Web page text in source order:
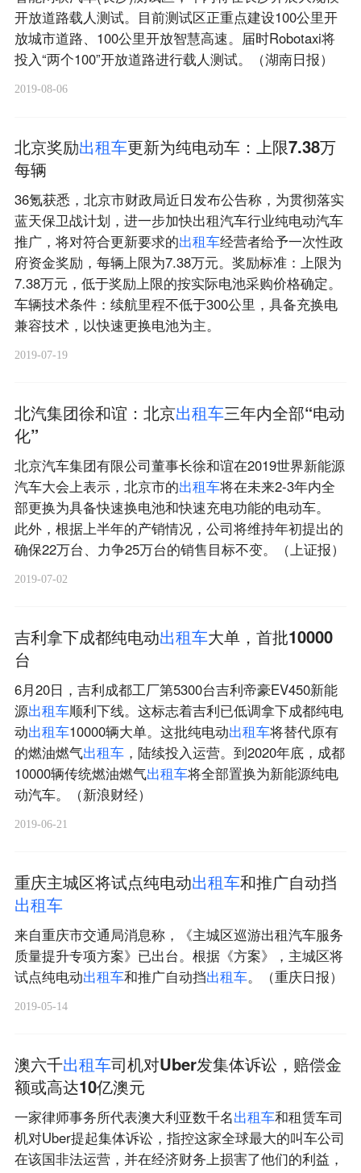
开放道路载人测试。目前测试区正重点建设100公里开
放城市道路、100公里开放智慧高速。届时Robotaxi将
投入“两个100”开放道路进行载人测试。（湖南日报）
2019-08-06
北京奖励出租车更新为纯电动车：上限7.38万
每辆
36氪获悉，北京市财政局近日发布公告称，为贯彻落实
蓝天保卫战计划，进一步加快出租汽车行业纯电动汽车
推广，将对符合更新要求的出租车经营者给予一次性政
府资金奖励，每辆上限为7.38万元。奖励标准：上限为
7.38万元，低于奖励上限的按实际电池采购价格确定。
车辆技术条件：续航里程不低于300公里，具备充换电
兼容技术，以快速更换电池为主。
2019-07-19
北汽集团徐和谊：北京出租车三年内全部“电动
化”
北京汽车集团有限公司董事长徐和谊在2019世界新能源
汽车大会上表示，北京市的出租车将在未来2-3年内全
部更换为具备快速换电池和快速充电功能的电动车。
此外，根据上半年的产销情况，公司将维持年初提出的
确保22万台、力争25万台的销售目标不变。（上证报）
2019-07-02
吉利拿下成都纯电动出租车大单，首批10000
台
6月20日，吉利成都工厂第5300台吉利帝豪EV450新能
源出租车顺利下线。这标志着吉利已低调拿下成都纯电
动出租车10000辆大单。这批纯电动出租车将替代原有
的燃油燃气出租车，陆续投入运营。到2020年底，成都
10000辆传统燃油燃气出租车将全部置换为新能源纯电
动汽车。（新浪财经）
2019-06-21
重庆主城区将试点纯电动出租车和推广自动挡
出租车
来自重庆市交通局消息称，《主城区巡游出租汽车服务
质量提升专项方案》已出台。根据《方案》，主城区将
试点纯电动出租车和推广自动挡出租车。（重庆日报）
2019-05-14
澳六千出租车司机对Uber发集体诉讼，赔偿金
额或高达10亿澳元
一家律师事务所代表澳大利亚数千名出租车和租赁车司
机对Uber提起集体诉讼，指控这家全球最大的叫车公司
在该国非法运营，并在经济财务上损害了他们的利益，